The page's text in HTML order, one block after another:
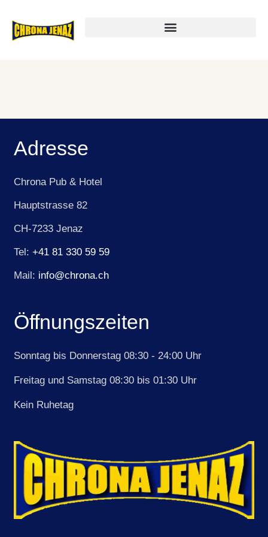
Adresse
Chrona Pub & Hotel
Hauptstrasse 82
CH-7233 Jenaz
Tel:+41 81 330 59 59
Mail: info@chrona.ch
Öffnungszeiten
Sonntag bis Donnerstag 08:30 - 24:00 Uhr
Freitag und Samstag 08:30 bis 01:30 Uhr
Kein Ruhetag